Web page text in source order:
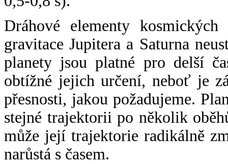
Dráhové elementy
gravitace Jupitera a Saturna
planety jsou platné pro delší
obtížné jejich určení, neboť je
přesnosti, jakou požadujeme.
stejné trajektorii po několik
může její trajektorie radikálně
narůstá s časem.